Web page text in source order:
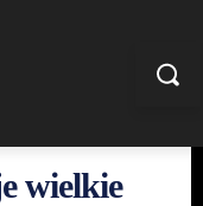
wielkie